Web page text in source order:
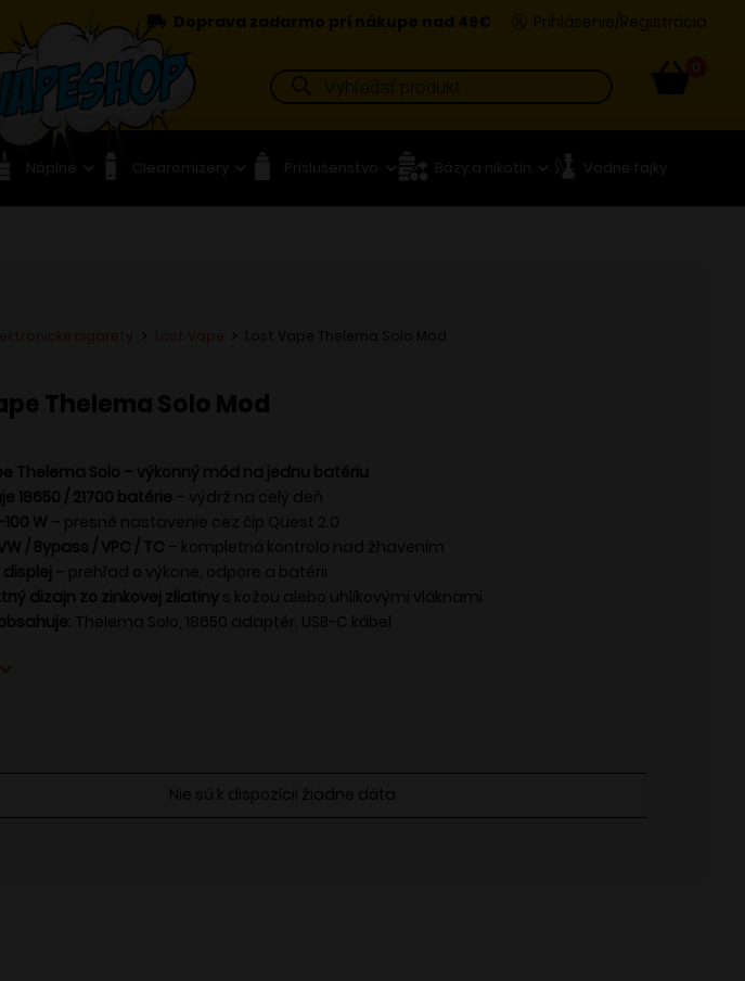
Doprava zadarmo pri nákupe nad 49€ Prihlásenie/Registrácia
Products
search
Náplne Clearomizery Príslušenstvo Bázy a nikotín Vodné fajky
Lost Vape Thelema Solo Mod
Thelema Solo Mod
Thelema Solo – výkonný mód na jednu batériu
18650 / 21700 batérie – výdrž na celý deň
W – presné nastavenie cez čip Quest 2.0
/ Bypass / VPC / TC – kompletná kontrola nad žhavením
– prehľad o výkone, odpore a batérii
dizajn zo zinkovej zliatiny s kožou alebo uhlíkovými vláknami
Thelema Solo, 18650 adaptér, USB-C kábel
Nie sú k dispozícii žiadne dáta